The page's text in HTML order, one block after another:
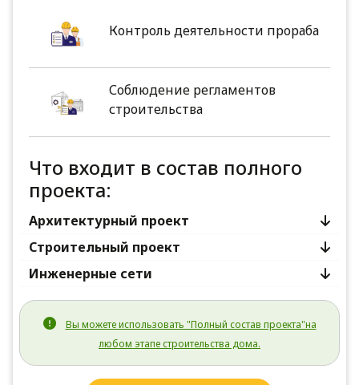
Контроль деятельности прораба
Соблюдение регламентов
строительства
Что входит в состав полного
проекта:
Архитектурный проект
Строительный проект
Инженерные сети
Вы можете использовать "Полный состав проекта"на
любом этапе строительства дома.